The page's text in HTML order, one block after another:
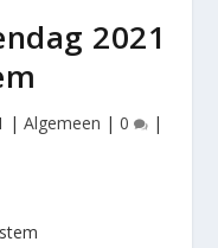
2021
| Algemeen | 0 |